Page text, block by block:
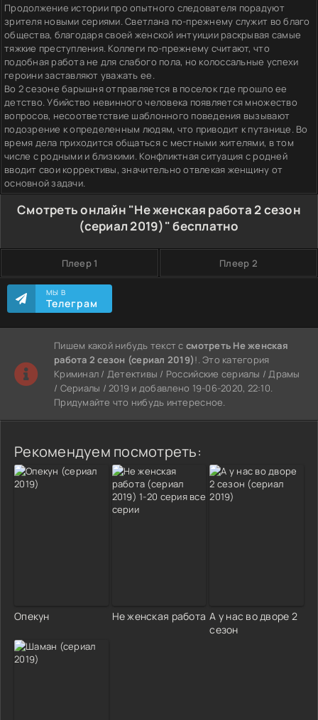
Продолжение истории про опытного следователя порадуют
зрителя новыми сериями. Светлана по-прежнему служит во благо
общества, благодаря своей женской интуиции раскрывая самые
тяжкие преступления. Коллеги по-прежнему считают, что
подобная работа не для слабого пола, но колоссальные успехи
героини заставляют уважать ее.
Во 2 сезоне барышня отправляется в поселок где прошло ее
детство. Убийство невинного человека появляется множество
вопросов, несоответствие шаблонного поведения вызывают
подозрение к определенным людям, что приводит к путанице. Во
время дела приходится общаться с местными жителями, в том
числе с родными и близкими. Конфликтная ситуация с родней
вводит свои коррективы, значительно отвлекая женщину от
основной задачи.
Смотреть онлайн "Не женская работа 2 сезон
(сериал 2019)" бесплатно
Плеер 1 Плеер 2
МЫ В
Телеграм
Пишем какой нибудь текст ссмотреть Не женская
работа 2 сезон (сериал 2019)!. Это категория
Криминал / Детективы / Российские сериалы / Драмы
/ Сериалы / 2019 и добавлено 19-06-2020, 22:10.
Придумайте что нибудь интересное.
Рекомендуем посмотреть:
Опекун Не женская работа А у нас во дворе 2
сезон